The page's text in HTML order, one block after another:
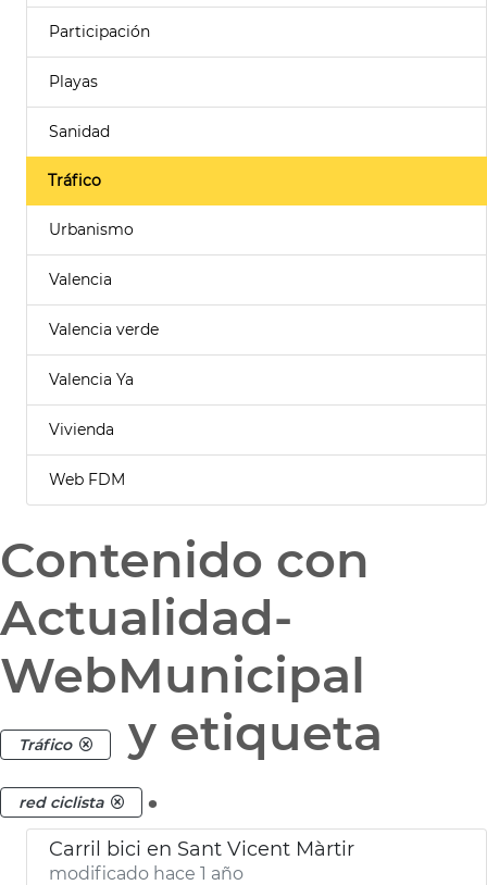
Participación
Playas
Sanidad
Tráfico
Urbanismo
Valencia
Valencia verde
Valencia Ya
Vivienda
Web FDM
Contenido con
Actualidad-
WebMunicipal
Tráfico y etiqueta
red ciclista .
Carril bici en Sant Vicent Màrtir
modificado hace 1 año